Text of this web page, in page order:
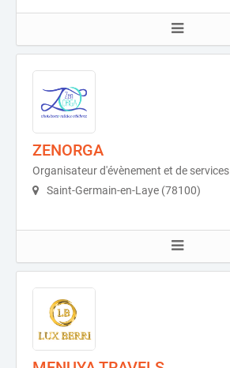
ZENORGA
Organisateur d'évènement et de services
Saint-Germain-en-Laye (78100)